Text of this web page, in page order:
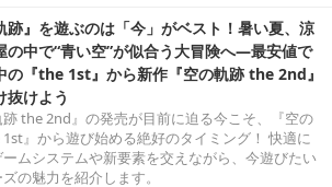
跡』を遊ぶのは「今」がベスト！暑い夏、涼
の中で“青い空”が似合う大冒険へ―最安値で
の『the 1st』から新作『空の軌跡 the 2nd』
抜けよう
跡 the 2nd』の発売が目前に迫る今こそ、『空の
』から遊び始める絶好のタイミング！ 快適に
ムシステムや新要素を交えながら、今遊びたい
の魅力を紹介します。